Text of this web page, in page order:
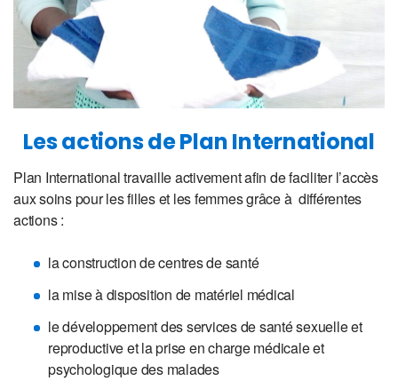
Les actions de Plan International
Plan International travaille activement afin de faciliter l’accès
aux soins pour les filles et les femmes grâce à différentes
actions :
la construction de centres de santé
la mise à disposition de matériel médical
le développement des services de santé sexuelle et
reproductive et la prise en charge médicale et
psychologique des malades